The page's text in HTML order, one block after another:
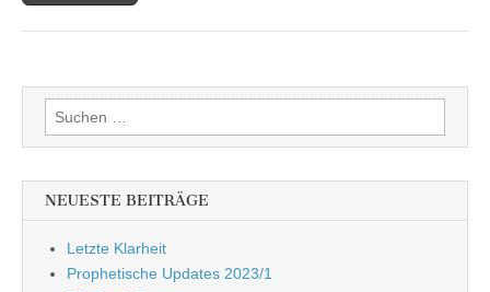
Suchen
nach:
NEUESTE BEITRÄGE
Letzte Klarheit
Prophetische Updates 2023/1